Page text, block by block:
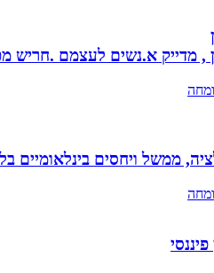
א.נשים לעצמם .חריש מכוונן
ממשל ויחסים בינלאומיים
פיננסי